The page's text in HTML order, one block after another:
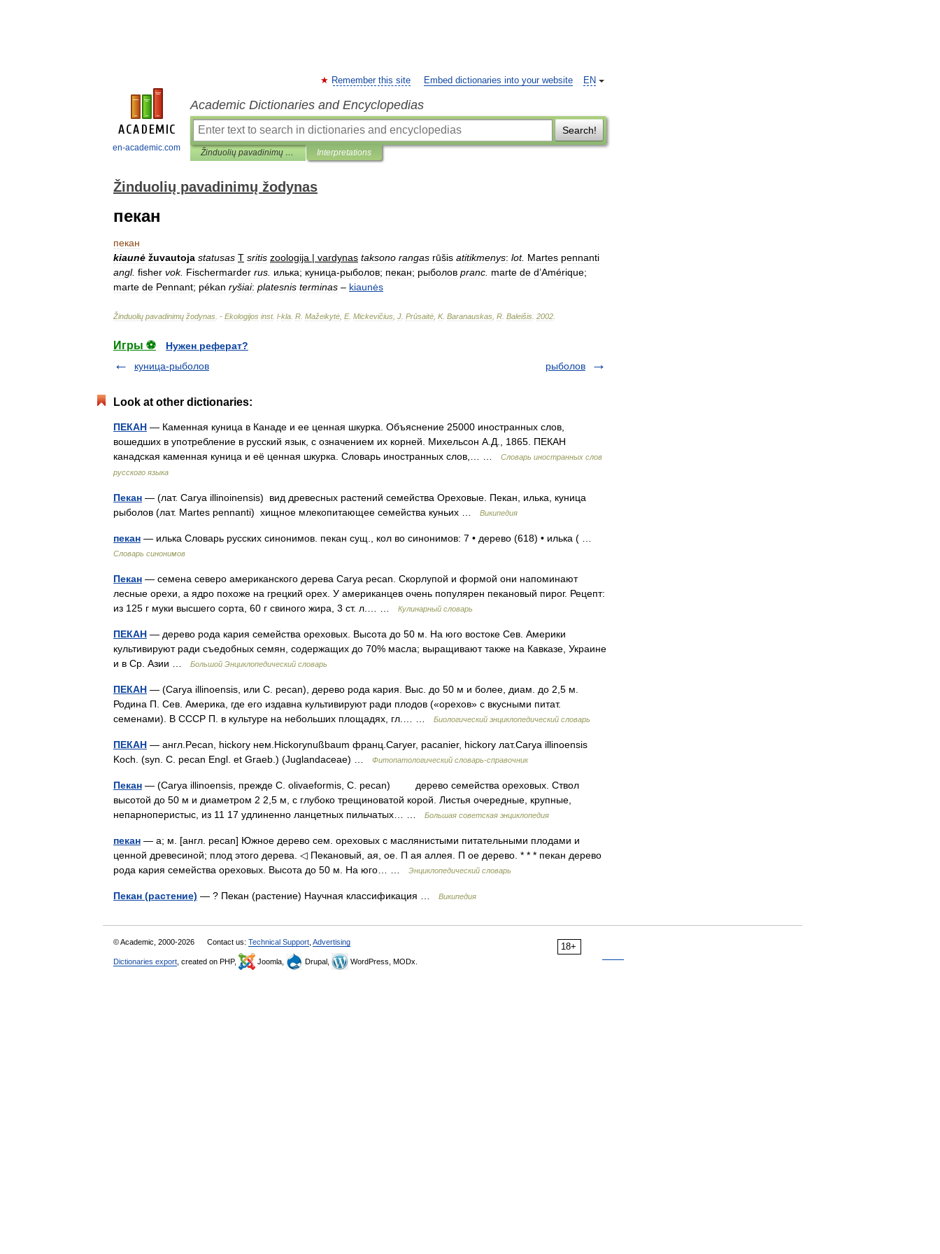
en-academic.com
EN
Remember this site Embed dictionaries into your website
Academic Dictionaries and Encyclopedias
Search!
Žinduolių pavadinimų žodynas Interpretations
Žinduolių pavadinimų žodynas
пекан
пекан
kiaunė žuvautoja statusas T sritis zoologija | vardynas taksono rangas rūšis atitikmenys: lot. Martes pennanti
angl. fisher vok. Fischermarder rus илька; куница-рыболов; пекан; рыболов pranc marte de d’Amérique;
marte de Pennant; pékan ryšiai: platesnis terminas – kiaunės
Žinduolių pavadinimų žodynas . - Ekologijos inst. l-kla R Mažeikytė E. Mickevičius J Prūsaitė K. Baranauskas R Baleišis 2002
Игры ⚽
Нужен реферат?
куница-рыболов
рыболов
Look at other dictionaries:
ПЕКАН — Каменная куница в Канаде и ее ценная шкурка. Объяснение 25000 иностранных слов,
вошедших в употребление в русский язык, с означением их корней. Михельсон А.Д., 1865. ПЕКАН
канадская каменная куница и её ценная шкурка. Словарь иностранных слов,… …
Словарь иностранных слов
русского языка
Пекан — (лат. Carya illinoinensis) вид древесных растений семейства Ореховые. Пекан, илька, куница
рыболов (лат. Martes pennanti) хищное млекопитающее семейства куньих …
Википедия
пекан — илька Словарь русских синонимов. пекан сущ., кол во синонимов: 7 • дерево (618) • илька ( …
Словарь синонимов
Пекан — семена северо американского дерева Carya pecan. Скорлупой и формой они напоминают
лесные орехи, а ядро похоже на грецкий орех. У американцев очень популярен пекановый пирог. Рецепт:
из 125 г муки высшего сорта, 60 г свиного жира, 3 ст. л.… …
Кулинарный словарь
ПЕКАН — дерево рода кария семейства ореховых. Высота до 50 м. На юго востоке Сев. Америки
культивируют ради съедобных семян, содержащих до 70% масла; выращивают также на Кавказе, Украине
и в Ср. Азии …
Большой Энциклопедический словарь
ПЕКАН — (Carya illinoensis, или С. pecan), дерево рода кария. Выс. до 50 м и более, диам. до 2,5 м.
Родина П. Сев. Америка, где его издавна культивируют ради плодов («орехов» с вкусными питат.
семенами). В СССР П. в культуре на небольших площадях, гл.… …
Биологический энциклопедический словарь
ПЕКАН — англ.Pecan, hickory нем.Hickorynußbaum франц.Caryer, pacanier, hickory лат.Carya illinoensis
Koch. (syn. C. pecan Engl. et Graeb.) (Juglandaceae) …
Фитопатологический словарь-справочник
Пекан — (Carya illinoensis, прежде С. olivaeformis, С. pecan) дерево семейства ореховых. Ствол
высотой до 50 м и диаметром 2 2,5 м, с глубоко трещиноватой корой. Листья очередные, крупные,
непарноперистыс, из 11 17 удлиненно ланцетных пильчатых… …
Большая советская энциклопедия
пекан — а; м. [англ. pecan] Южное дерево сем. ореховых с маслянистыми питательными плодами и
ценной древесиной; плод этого дерева. ◁ Пекановый, ая, ое. П ая аллея. П ое дерево. * * * пекан дерево
рода кария семейства ореховых. Высота до 50 м. На юго… …
Энциклопедический словарь
Пекан (растение) — ? Пекан (растение) Научная классификация … Википедия
18+
© Academic, 2000-2026 Contact us: Technical Support Advertising
Dictionaries export , created on PHP, Joomla, Drupal, WordPress, MODx.